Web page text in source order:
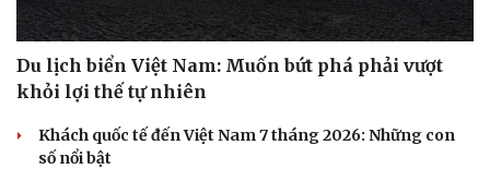
Du lịch biển Việt Nam: Muốn bứt phá phải vượt
khỏi lợi thế tự nhiên
Khách quốc tế đến Việt Nam 7 tháng 2026: Những con
số nổi bật